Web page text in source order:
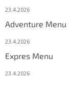
23.4.2026
Adventure Menu
23.4.2026
Expres Menu
23.4.2026